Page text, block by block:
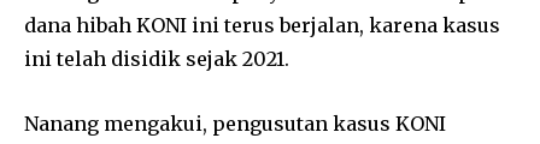
dana hibah KONI ini terus berjalan, karena kasus
ini telah disidik sejak 2021.
Nanang mengakui, pengusutan kasus KONI